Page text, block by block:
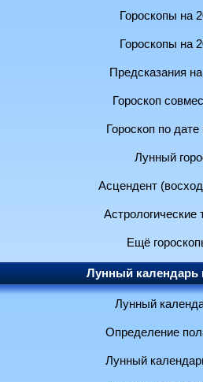
Гороскопы на
Гороскопы на
Предсказания
Гороскоп
Гороскоп по
Лунный
Асцендент
Астрологические
Ещё
Лунный календарь
Лунный
Определение
Лунный